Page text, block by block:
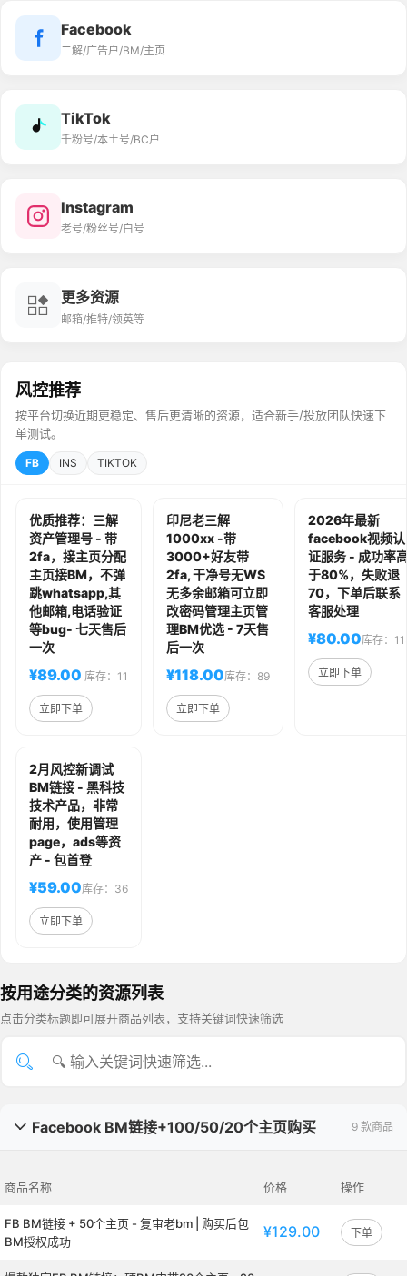
Facebook
二解/广告户/BM/主页
TikTok
千粉号/本土号/BC户
Instagram
老号/粉丝号/白号
更多资源
邮箱/推特/领英等
风控推荐
按平台切换近期更稳定、售后更清晰的资源，适合新手/投放团队快速下
单测试。
FB INS TIKTOK
优质推荐：三解
资产管理号 - 带
2fa，接主页分配
主页接BM，不弹
跳whatsapp,其
他邮箱,电话验证
等bug- 七天售后
一次
¥89.00 库存：11
立即下单
印尼老三解
1000xx -带
3000+好友带
2fa, 干净号无WS
无多余邮箱可立即
改密码管理主页管
理BM优选 - 7天售
后一次
¥118.00库存：89
立即下单
2026年最新
facebook视频认
证服务 - 成功率
于80%，失败退
70，下单后联系
客服处理
¥80.00库存：
立即下单
2月风控新调试
BM链接 - 黑科技
技术产品，非常
耐用，使用管理
page，ads等资
产 - 包首登
¥59.00库存：36
立即下单
按用途分类的资源列表
点击分类标题即可展开商品列表，支持关键词快速筛选
Facebook BM链接+100/50/20个主页购买 9 款商品

商品名称 价格 操作
FB BM链接 + 50个主页 - 复审老bm | 购买后包
BM授权成功
¥129.00 下单